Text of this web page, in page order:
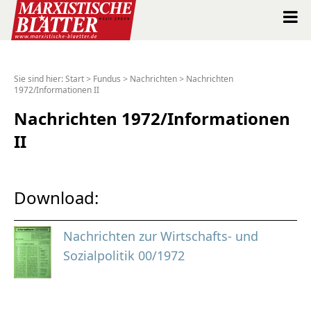
Alle Ausgaben seit 1963
Abo
Spenden
Über uns
Sie sind hier:Start > Fundus > Nachrichten > Nachrichten
1972/Informationen II
Nachrichten 1972/Informationen
II
Download:
Nachrichten zur Wirtschafts- und
Sozialpolitik 00/1972